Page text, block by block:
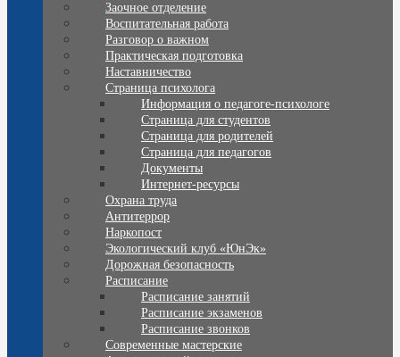
Заочное отделение
Воспитательная работа
Разговор о важном
Практическая подготовка
Наставничество
Страница психолога
Информация о педагоге-психологе
Страница для студентов
Страница для родителей
Страница для педагогов
Документы
Интернет-ресурсы
Охрана труда
Антитеррор
Наркопост
Экологический клуб «ЮнЭк»
Дорожная безопасность
Расписание
Расписание занятий
Расписание экзаменов
Расписание звонков
Современные мастерские